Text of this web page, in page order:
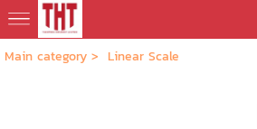
Main category> Linear Scale